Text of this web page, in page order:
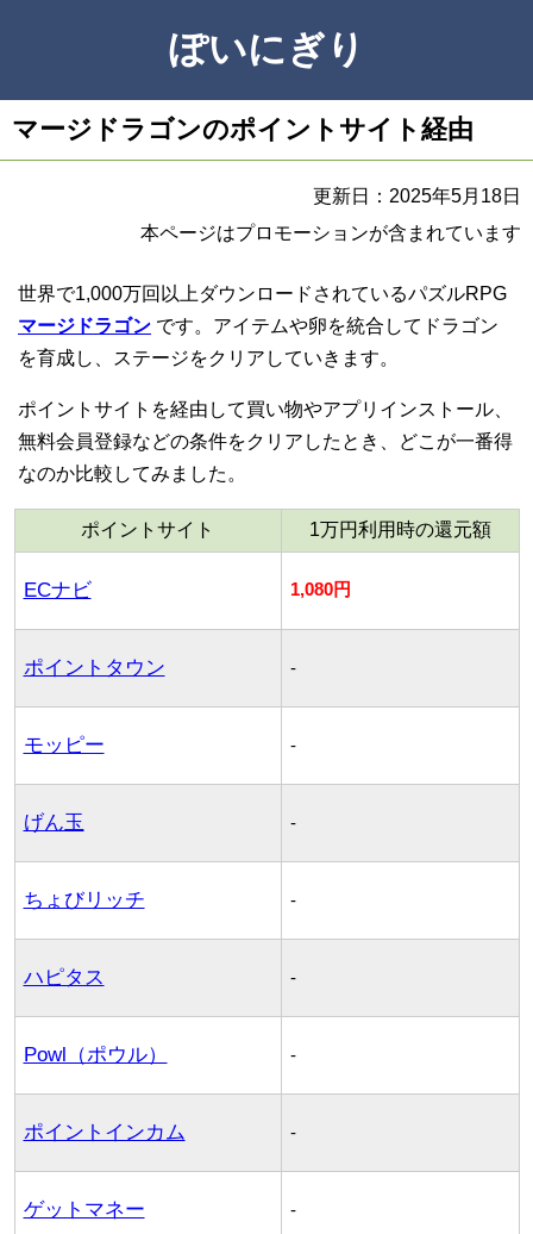
ぽいにぎり
マージドラゴンのポイントサイト経由
更新日：2025年5月18日
本ページはプロモーションが含まれています
世界で1,000万回以上ダウンロードされているパズルRPG
マージドラゴン です。アイテムや卵を統合してドラゴン
を育成し、ステージをクリアしていきます。
ポイントサイトを経由して買い物やアプリインストール、
無料会員登録などの条件をクリアしたとき、どこが一番得
なのか比較してみました。
ポイントサイト 1万円利用時の還元額
ECナビ 1,080円
ポイントタウン -
モッピー -
げん玉 -
ちょびリッチ -
ハピタス -
Powl（ポウル） -
ポイントインカム -
ゲットマネー -